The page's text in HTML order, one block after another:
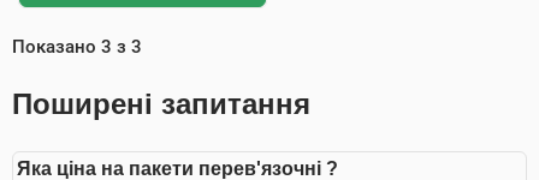
Показано 3 з 3
Поширені запитання
Яка ціна на пакети перев'язочні ?